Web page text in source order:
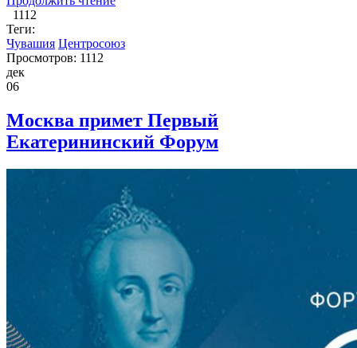
1112
Теги:
Чувашия Центросоюз
Просмотров: 1112
дек
06
Москва примет Первый
Екатерининский Форум